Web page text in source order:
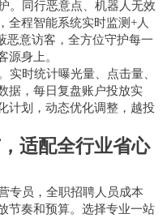
。同行恶意点、机器人无效
全程智能系统实时监测+人
恶意访客，全方位守护每一
源身上。
实时统计曝光量、点击量、
据，每日复盘账户投放实
计划，动态优化调整，越投
适配全行业省心
专员，全职招聘人员成本
节奏和预算。选择专业一站